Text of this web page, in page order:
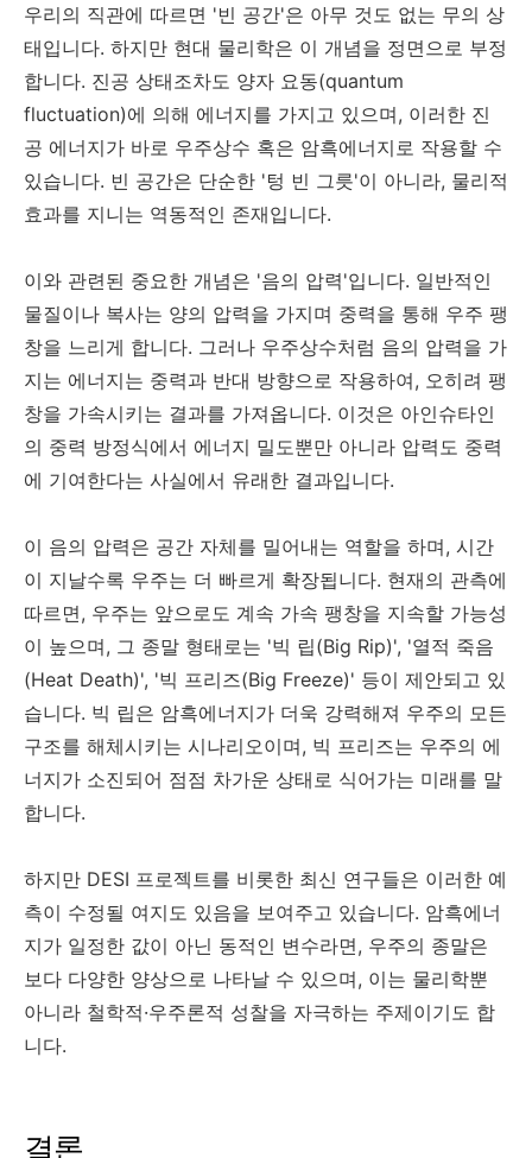
우리의 직관에 따르면 '빈 공간'은 아무 것도 없는 무의 상
태입니다. 하지만 현대 물리학은 이 개념을 정면으로 부정
합니다. 진공 상태조차도 양자 요동(quantum
fluctuation)에 의해 에너지를 가지고 있으며, 이러한 진
공 에너지가 바로 우주상수 혹은 암흑에너지로 작용할 수
있습니다. 빈 공간은 단순한 '텅 빈 그릇'이 아니라, 물리적
효과를 지니는 역동적인 존재입니다.
이와 관련된 중요한 개념은 '음의 압력'입니다. 일반적인
물질이나 복사는 양의 압력을 가지며 중력을 통해 우주 팽
창을 느리게 합니다. 그러나 우주상수처럼 음의 압력을 가
지는 에너지는 중력과 반대 방향으로 작용하여, 오히려 팽
창을 가속시키는 결과를 가져옵니다. 이것은 아인슈타인
의 중력 방정식에서 에너지 밀도뿐만 아니라 압력도 중력
에 기여한다는 사실에서 유래한 결과입니다.
이 음의 압력은 공간 자체를 밀어내는 역할을 하며, 시간
이 지날수록 우주는 더 빠르게 확장됩니다. 현재의 관측에
따르면, 우주는 앞으로도 계속 가속 팽창을 지속할 가능성
이 높으며, 그 종말 형태로는 '빅 립(Big Rip)', '열적 죽음
(Heat Death)', '빅 프리즈(Big Freeze)' 등이 제안되고 있
습니다. 빅 립은 암흑에너지가 더욱 강력해져 우주의 모든
구조를 해체시키는 시나리오이며, 빅 프리즈는 우주의 에
너지가 소진되어 점점 차가운 상태로 식어가는 미래를 말
합니다.
하지만 DESI 프로젝트를 비롯한 최신 연구들은 이러한 예
측이 수정될 여지도 있음을 보여주고 있습니다. 암흑에너
지가 일정한 값이 아닌 동적인 변수라면, 우주의 종말은
보다 다양한 양상으로 나타날 수 있으며, 이는 물리학뿐
아니라 철학적·우주론적 성찰을 자극하는 주제이기도 합
니다.
결론